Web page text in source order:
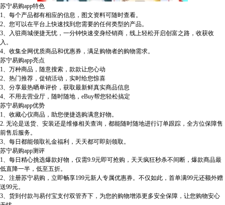
苏宁易购app特色
1、每个产品都有相应的信息，图文资料可随时查看。
2、您可以在平台上快速找到您需要的任何类型的产品。
3、入驻商城便捷无忧，一分钟快速变身经销商，线上轻松开启创富之路，收获收
入。
4、收集全网优质商品和优惠券，满足购物者的购物需求。
苏宁易购app亮点
1、万种商品，随意搜索，款款让您心动
2、热门推荐，促销活动，实时给您惊喜
3、分享最热晒单评价，获取最新鲜真实商品信息
4、不用去营业厅，随时随地，eBuy帮您轻松搞定
苏宁易购app优势
1、收藏心仪商品，助您便捷选购满意好物。
2. 无论是送货、安装还是维修相关查询，都能随时随地进行订单跟踪，全方位保障售
前售后服务。
3、每日都能领取礼金福利，天天都可即刻领取。
苏宁易购app测评
1、每日精心挑选爆款好物，仅需9.9元即可抢购，天天疯狂秒杀不间断，爆款商品最
低直降一半，低至五折。
2、注册苏宁易购，立即畅享199元新人专属优惠券。不仅如此，首单满99元还额外赠
送99元。
3、货到付款与易付宝支付双管齐下，为您的购物增添更多安全保障，让您购物安心